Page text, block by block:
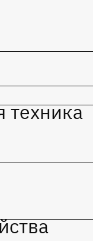
техника
применения
применения